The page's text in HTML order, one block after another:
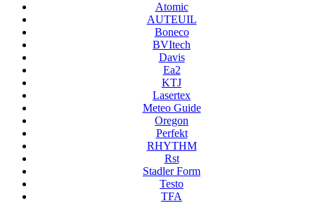
Atomic
AUTEUIL
Boneco
BVItech
Davis
Ea2
KTJ
Lasertex
Meteo Guide
Oregon
Perfekt
RHYTHM
Rst
Stadler Form
Testo
TFA